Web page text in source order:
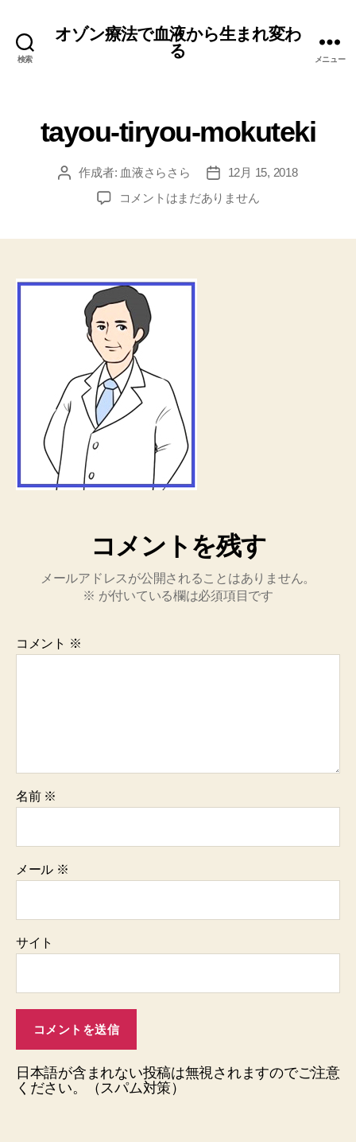
検索
オゾン療法で血液から生まれ変わ
る
メニュー
tayou-tiryou-mokuteki
投
作成者: 血液さらさら
投
稿
日
12月 15, 2018
tayou-
コメントはまだありません
コメントを残す
メールアドレスが公開されることはありません。
※ が付いている欄は必須項目です
コメント ※
名前 ※
メール ※
サイト
日本語が含まれない投稿は無視されますのでご注意
ください。（スパム対策）